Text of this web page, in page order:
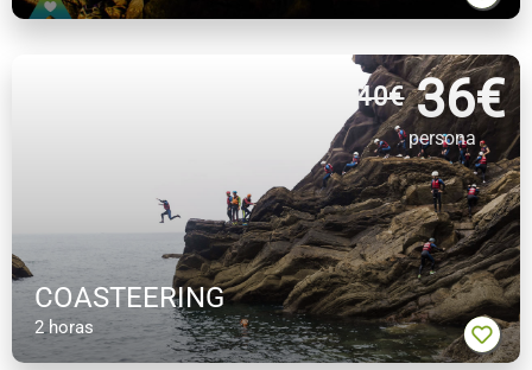
40€ 36€
persona
COASTEERING
2 horas